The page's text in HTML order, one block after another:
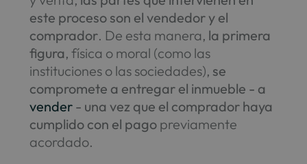
este proceso son el vendedor y el
comprador. De esta manera, la primera
figura, física o moral (como las
instituciones o las sociedades), se
compromete a entregar el inmueble - a
vender - una vez que el comprador haya
cumplido con el pago previamente
acordado.